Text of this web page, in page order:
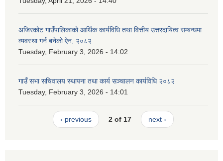
अजिरकोट गाउँपालिकाको आर्थिक कार्यविधि तथा वित्तीय उत्तरदायित्व सम्बन्धमा
व्यवस्था गर्न बनेको ऐन, २०८२
Tuesday, February 3, 2026 - 14:02
गाउँ सभा सचिवालय स्थापना तथा कार्य सञ्चालन कार्यविधि २०८२
Tuesday, February 3, 2026 - 14:01
‹ previous 2 of 17 next ›